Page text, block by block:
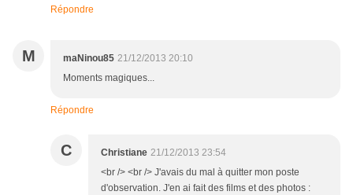
Répondre
M maNinou85 21/12/2013 20:10
Moments magiques...
Répondre
C Christiane 21/12/2013 23:54
<br /> <br /> J'avais du mal à quitter mon poste
d'observation. J'en ai fait des films et des photos :